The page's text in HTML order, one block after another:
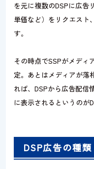
を元に複数のDSPに広告
単価など）をリクエスト
す。
その時点でSSPがメディ
定。あとはメディアが落
れば、DSPから広告配信
に表示されるというのが
DSP広告の種類